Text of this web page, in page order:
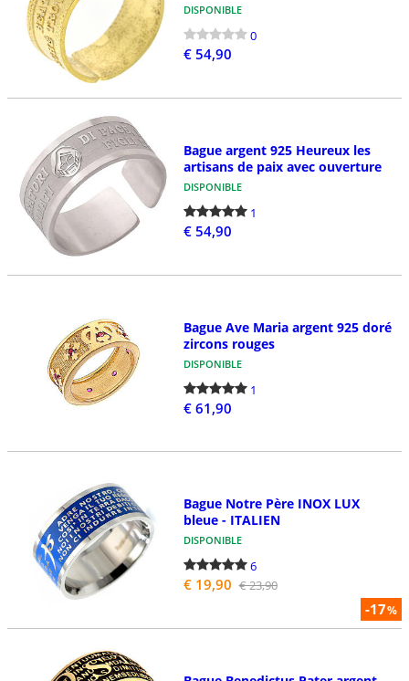
DISPONIBLE
0
€ 54,90
Bague argent 925 Heureux les
artisans de paix avec ouverture
DISPONIBLE
1
€ 54,90
Bague Ave Maria argent 925 doré
zircons rouges
DISPONIBLE
1
€ 61,90
-17%
Bague Notre Père INOX LUX
bleue - ITALIEN
DISPONIBLE
6
€ 19,90 € 23,90